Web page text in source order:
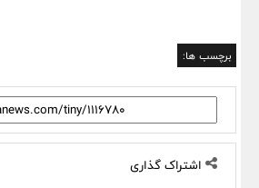
برچسب ها:
اشتراک گذاری